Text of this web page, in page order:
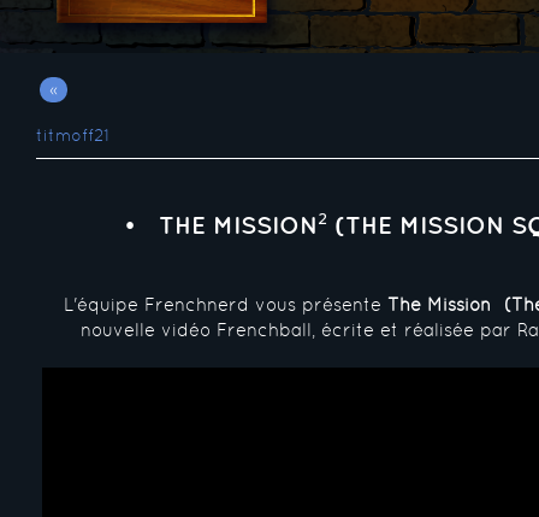
«
titmoff21
THE MISSION² (THE MISSION
L'équipe Frenchnerd vous présente The Mission²
nouvelle vidéo Frenchball, écrite et réalisée par